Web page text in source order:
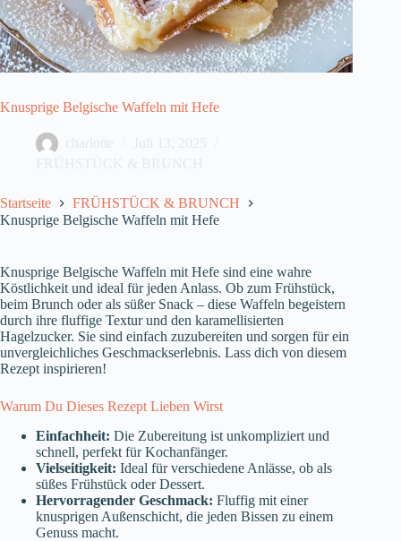
Knusprige Belgische Waffeln mit Hefe
charlotte
Juli 13, 2025
FRÜHSTÜCK & BRUNCH
Startseite
FRÜHSTÜCK & BRUNCH
Knusprige Belgische Waffeln mit Hefe
Knusprige Belgische Waffeln mit Hefe sind eine wahre
Köstlichkeit und ideal für jeden Anlass. Ob zum Frühstück,
beim Brunch oder als süßer Snack – diese Waffeln begeistern
durch ihre fluffige Textur und den karamellisierten
Hagelzucker. Sie sind einfach zuzubereiten und sorgen für ein
unvergleichliches Geschmackserlebnis. Lass dich von diesem
Rezept inspirieren!
Warum Du Dieses Rezept Lieben Wirst
Einfachheit: Die Zubereitung ist unkompliziert und
schnell, perfekt für Kochanfänger.
Vielseitigkeit: Ideal für verschiedene Anlässe, ob als
süßes Frühstück oder Dessert.
Hervorragender Geschmack: Fluffig mit einer
knusprigen Außenschicht, die jeden Bissen zu einem
Genuss macht.